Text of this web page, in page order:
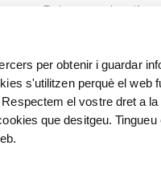
per obtenir i guardar
s'utilitzen perquè el web
el vostre dret a
que desitgeu.
Paisatge valencià